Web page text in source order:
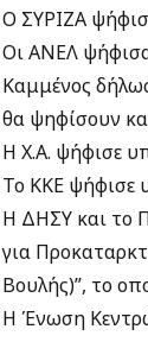
Ο ΣΥΡΙΖΑ
Οι ΑΝΕΛ
Καμμένος
θα ψηφίσουν
Η Χ.Α. ψήφισε
Το ΚΚΕ ψήφισε
Η ΔΗΣΥ και το
για
Βουλής)”, το
Η Ένωση